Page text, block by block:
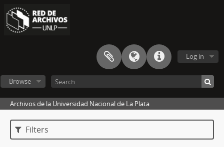
Log in
Browse
Archivos de la Universidad Nacional de La Plata
Filters